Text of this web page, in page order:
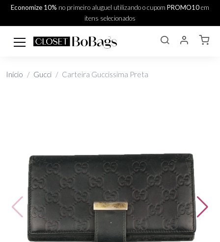
Economize 10% no primeiro aluguel utilizando o cupom PROMO10em
itens selecionados
Início Gucci Carteira Guccissima Preta